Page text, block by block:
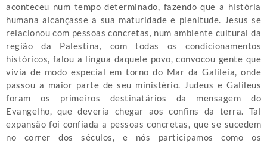
aconteceu num tempo determinado, fazendo que a história
humana alcançasse a sua maturidade e plenitude. Jesus se
relacionou com pessoas concretas, num ambiente cultural da
região da Palestina, com todas os condicionamentos
históricos, falou a língua daquele povo, convocou gente que
vivia de modo especial em torno do Mar da Galileia, onde
passou a maior parte de seu ministério. Judeus e Galileus
foram os primeiros destinatários da mensagem do
Evangelho, que deveria chegar aos confins da terra. Tal
expansão foi confiada a pessoas concretas, que se sucedem
no correr dos séculos, e nós participamos como os